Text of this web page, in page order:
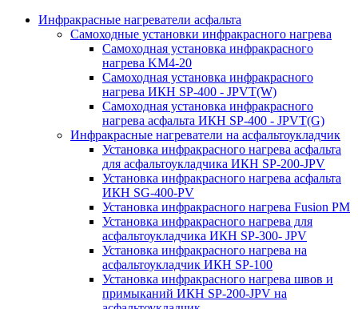
Инфракрасные нагреватели асфальта
Самоходные установки инфракрасного нагрева
Самоходная установка инфракрасного
нагрева KM4-20
Самоходная установка инфракрасного
нагрева ИКН SP-400 - JPVT(W)
Самоходная установка инфракрасного
нагрева асфальта ИКН SP-400 - JPVT(G)
Инфракрасные нагреватели на асфальтоукладчик
Установка инфракрасного нагрева асфальта
для асфальтоукладчика ИКН SP-200-JPV
Установка инфракрасного нагрева асфальта
ИКН SG-400-PV
Установка инфракрасного нагрева Fusion PM
Установка инфракрасного нагрева для
асфальтоукладчика ИКН SP-300- JPV
Установка инфракрасного нагрева на
асфальтоукладчик ИКН SP-100
Установка инфракрасного нагрева швов и
примыканий ИКН SP-200-JPV на